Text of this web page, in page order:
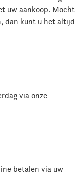
uw aankoop. Mocht
dan kunt u het altijd
via onze
betalen via uw